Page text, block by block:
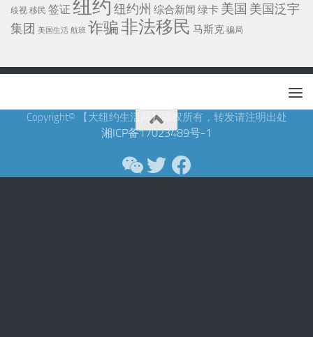
歧视 移民 签证 纽约 纽约州 综合新闻 绿卡 美国 美国泛宇
集团 美国生活 航班 诈骗非法移民 马斯克 骗局
Copyright© 【大纽约生活网】版权所有，转发请注明出处
湘ICP备17023489号-1